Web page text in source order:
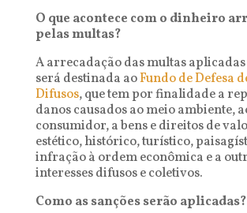
O que acontece com o dinheiro
pelas multas?
A arrecadação das multas
será destinada aoFundo de Defesa
Difusos, quetem por finalidade a
danos causados ao meio ambiente,
consumidor, a bens e direitos de
estético, histórico, turístico,
infração à ordem econômica e a
interesses difusos e coletivos.
Como as sanções serão aplicadas?